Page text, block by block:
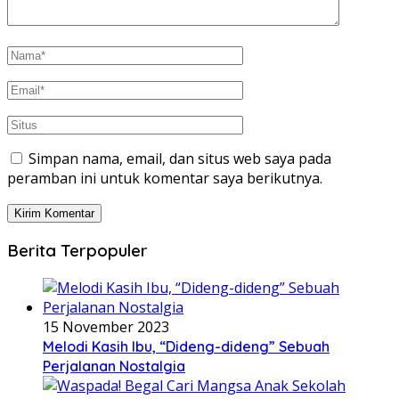
Simpan nama, email, dan situs web saya pada
peramban ini untuk komentar saya berikutnya.
Berita Terpopuler
15 November 2023
Melodi Kasih Ibu, “Dideng-dideng” Sebuah
Perjalanan Nostalgia